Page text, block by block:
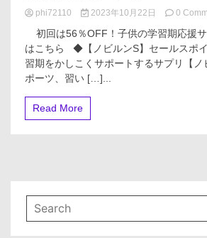
phi72110 2023年10月22日 0
初回は56％OFF！子供の学習期応援サ
はこちら ◆【ノビルンS】セールスポ
習期をかしこくサポートするサプリ【ノ
ポーツ、習い […]...
Read More